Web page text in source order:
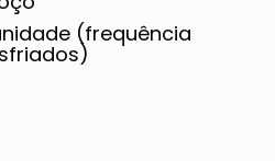
(frequência